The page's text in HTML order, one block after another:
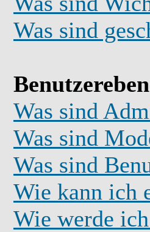
Was sind
Was sind
Was sind
Was sind
Wie kann ich
Wie werde